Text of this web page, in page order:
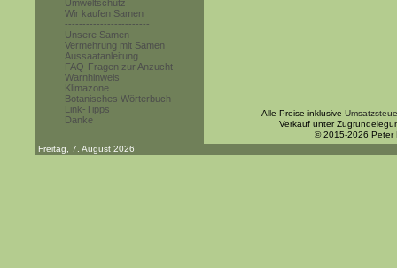
Umweltschutz
Wir kaufen Samen
------------------------
Unsere Samen
Vermehrung mit Samen
Aussaatanleitung
FAQ-Fragen zur Anzucht
Warnhinweis
Klimazone
Botanisches Wörterbuch
Link-Tipps
Danke
Alle Preise inklusive
Verkauf unter
© 2015-2026 Peter
Freitag, 7. August 2026